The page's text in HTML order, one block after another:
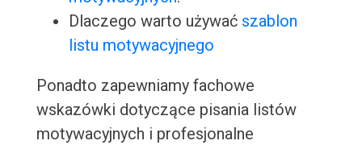
Dlaczego warto używać szablon
listu motywacyjnego
Ponadto zapewniamy fachowe
wskazówki dotyczące pisania listów
motywacyjnych i profesjonalne